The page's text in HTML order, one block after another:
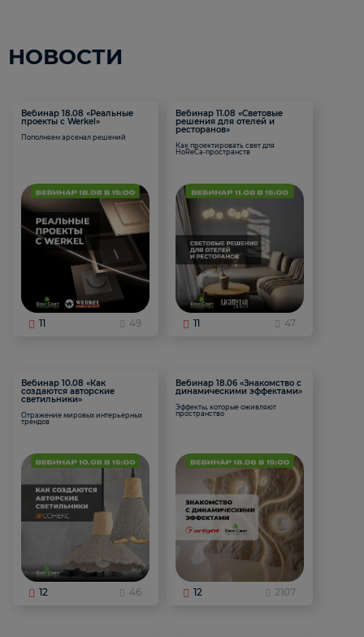
НОВОСТИ
Вебинар 18.08 «Реальные
проекты с Werkel»
Пополняем арсенал решений
11 49
Вебинар 11.08 «Световые
решения для отелей и
ресторанов»
Как проектировать свет для
HoReCa-пространств
11 47
Вебинар 10.08 «Как
создаются авторские
светильники»
Отражение мировых интерьерных
трендов
12 46
Вебинар 18.06 «Знакомство с
динамическими эффектами»
Эффекты, которые оживляют
пространство
12 2107